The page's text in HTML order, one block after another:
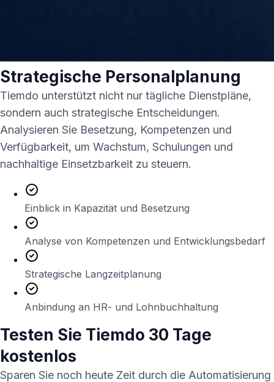
Strategische Personalplanung
Tiemdo unterstützt nicht nur tägliche Dienstpläne,
sondern auch strategische Entscheidungen.
Analysieren Sie Besetzung, Kompetenzen und
Verfügbarkeit, um Wachstum, Schulungen und
nachhaltige Einsetzbarkeit zu steuern.
Einblick in Kapazität und Besetzung
Analyse von Kompetenzen und Entwicklungsbedarf
Strategische Langzeitplanung
Anbindung an HR- und Lohnbuchhaltung
Testen Sie Tiemdo 30 Tage
kostenlos
Sparen Sie noch heute Zeit durch die Automatisierung